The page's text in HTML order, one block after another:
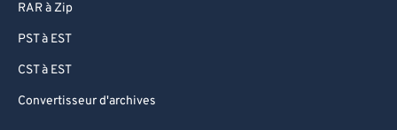
RAR à Zip
PST à EST
CST à EST
Convertisseur d'archives